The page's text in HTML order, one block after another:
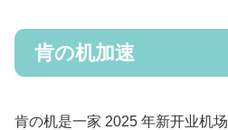
肯の机加速
肯の机是一家 2025 年新开业机